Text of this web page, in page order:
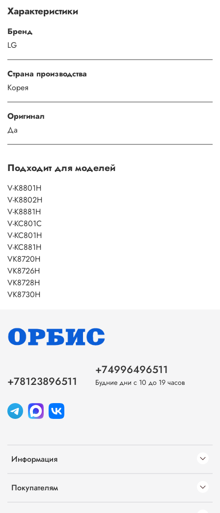
Характеристики
Бренд
LG
Страна производства
Корея
Оригинал
Да
Подходит для моделей
V-K8801H
V-K8802H
V-K8881H
V-KC801C
V-KC801H
V-KC881H
VK8720H
VK8726H
VK8728H
VK8730H
Информация
Покупателям
+78123896511
+74996496511
Будние дни с 10 до 19 часов